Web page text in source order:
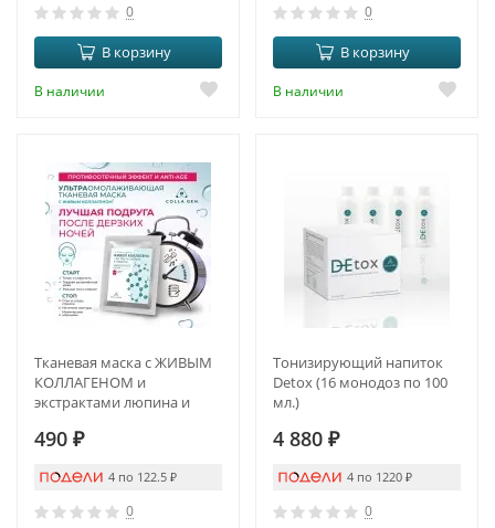
0
В корзину
В наличии
0
В корзину
В наличии
Тканевая маска с ЖИВЫМ
КОЛЛАГЕНОМ и
экстрактами люпина и
ПРОТИВООТЁЧНЫЙ
490 ₽
4 по 122.5 ₽
0
Тонизирующий напиток
Detox (16 монодоз по 100
мл.)
4 880 ₽
4 по 1220 ₽
0